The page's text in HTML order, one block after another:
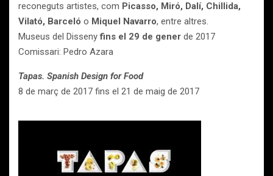
reconeguts artistes, com Picasso, Miró, Dalí, Chillida,
Vilató, Barceló o Miquel Navarro, entre altres.
Museus del Dissenyfins el 29 de gener de 2017
Comissari: Pedro Azara
Tapas. Spanish Design for Food
8 de març de 2017 fins el 21 de maig de 2017